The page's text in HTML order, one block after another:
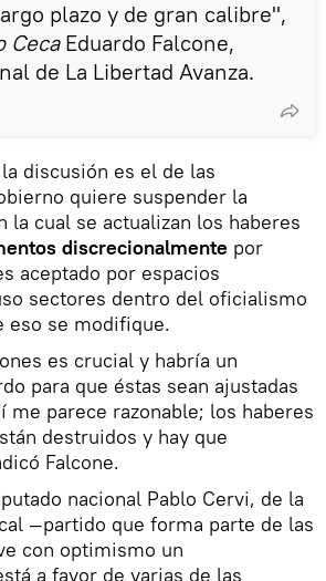
plazo y de gran calibre",
Ceca Eduardo Falcone,
de La Libertad Avanza.
discusión es el de las
quiere suspender la
la cual se actualizan los haberes
discrecionalmente por
aceptado por espacios
sectores dentro del oficialismo
eso se modifique.
es crucial y habría un
para que éstas sean ajustadas
me parece razonable; los haberes
destruidos y hay que
Falcone.
nacional Pablo Cervi, de la
—partido que forma parte de las
con optimismo un
a favor de varias de las